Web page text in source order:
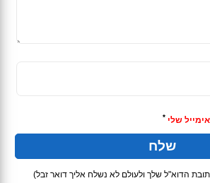
שלי *
הדוא"ל שלך ולעולם לא נשלח אליך דואר זבל)